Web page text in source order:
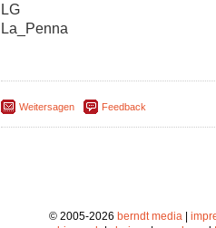
LG
La_Penna
Weitersagen Feedback
© 2005-2026 berndt media |